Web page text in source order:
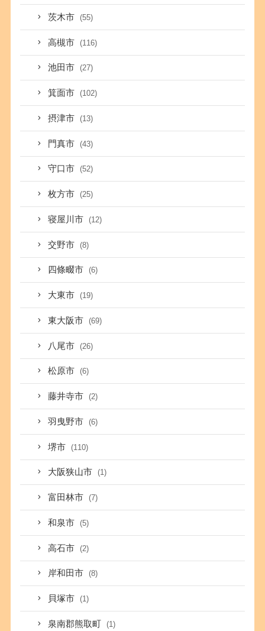
茨木市 (55)
高槻市 (116)
池田市 (27)
箕面市 (102)
摂津市 (13)
門真市 (43)
守口市 (52)
枚方市 (25)
寝屋川市 (12)
交野市 (8)
四條畷市 (6)
大東市 (19)
東大阪市 (69)
八尾市 (26)
松原市 (6)
藤井寺市 (2)
羽曳野市 (6)
堺市 (110)
大阪狭山市 (1)
富田林市 (7)
和泉市 (5)
高石市 (2)
岸和田市 (8)
貝塚市 (1)
泉南郡熊取町 (1)